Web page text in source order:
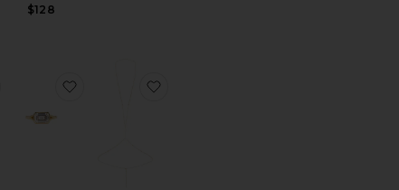
$128
TSUKI
favoritoPENDIENTES DE ARO MONROE
favoritoANILLO EMERAL CUT BEZEL